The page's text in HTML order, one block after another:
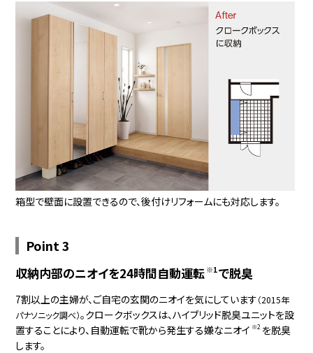
箱型で壁面に設置できるので、後付けリフォームにも対応します。
Point 3
収納内部のニオイを24時間自動運転 ※1で脱臭
7割以上の主婦が、ご自宅の玄関のニオイを気にしています（2015年
パナソニック調べ）。クロークボックスは、ハイブリッド脱臭ユニットを設
置することにより、自動運転で靴から発生する嫌なニオイ ※2 を脱臭
します。